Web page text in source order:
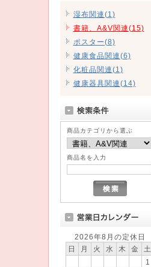
湿布関連(1)
書籍、A&V関連(15)
ポスター(8)
健康食品関連(6)
化粧品関連(1)
健康器具関連(14)
商品カテゴリから選ぶ
商品名を入力
2026年8月の定休日
日
月 火 水 木 金
土
1